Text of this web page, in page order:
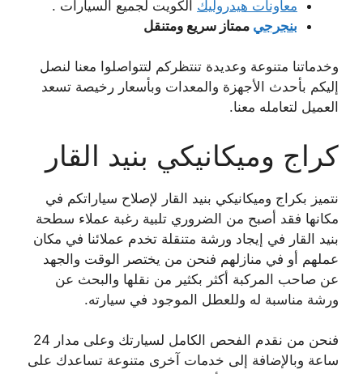
معاونات هيدروليك الكويت لجميع السيارات .
بنجرجي ممتاز سريع ومتنقل
وخدماتنا متنوعة وعديدة تنتظركم لتتواصلوا معنا لنصل
إليكم بأحدث الأجهزة والمعدات وبأسعار رخيصة تسعد
العميل لتعامله معنا.
كراج وميكانيكي بنيد القار
نتميز بكراج وميكانيكي بنيد القار لإصلاح سياراتكم في
مكانها فقد أصبح من الضروري تلبية رغبة عملاء سطحة
بنيد القار في إيجاد ورشة متنقلة تخدم عملائنا في مكان
عملهم أو في منازلهم فنحن من يختصر الوقت والجهد
عن صاحب المركبة أكثر بكثير من نقلها والبحث عن
ورشة مناسبة له وللعطل الموجود في سيارته.
فنحن من نقدم الفحص الكامل لسيارتك وعلى مدار 24
ساعة وبالإضافة إلى خدمات آخرى متنوعة تساعدك على